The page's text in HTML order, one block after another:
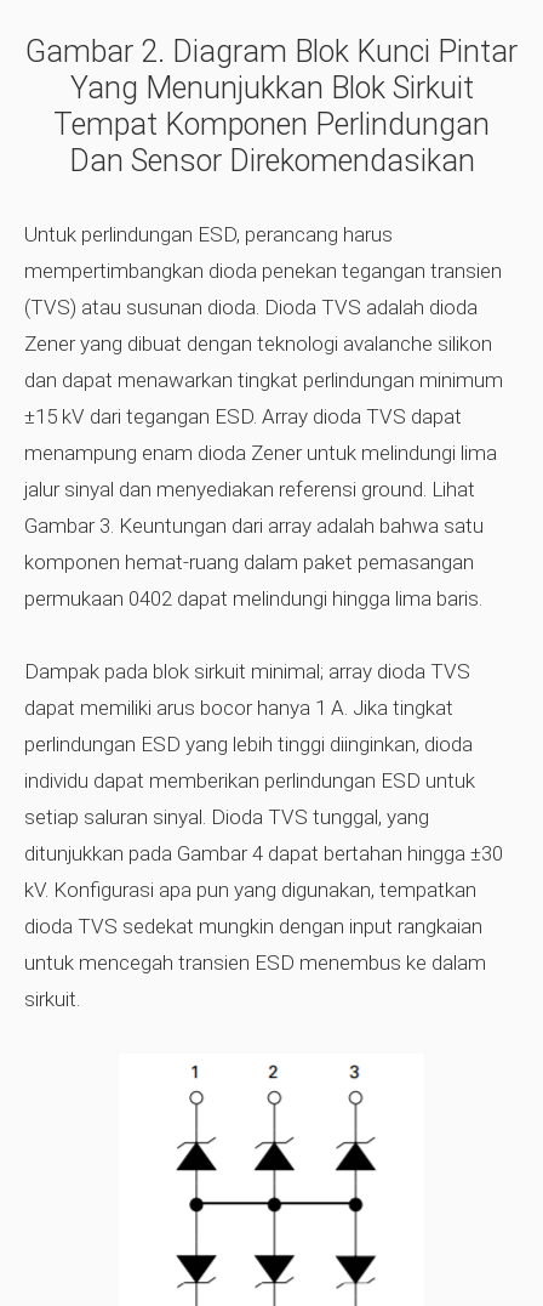
Gambar 2. Diagram Blok Kunci Pintar
Yang Menunjukkan Blok Sirkuit
Tempat Komponen Perlindungan
Dan Sensor Direkomendasikan
Untuk perlindungan ESD, perancang harus
mempertimbangkan dioda penekan tegangan transien
(TVS) atau susunan dioda. Dioda TVS adalah dioda
Zener yang dibuat dengan teknologi avalanche silikon
dan dapat menawarkan tingkat perlindungan minimum
±15 kV dari tegangan ESD. Array dioda TVS dapat
menampung enam dioda Zener untuk melindungi lima
jalur sinyal dan menyediakan referensi ground. Lihat
Gambar 3. Keuntungan dari array adalah bahwa satu
komponen hemat-ruang dalam paket pemasangan
permukaan 0402 dapat melindungi hingga lima baris.
Dampak pada blok sirkuit minimal; array dioda TVS
dapat memiliki arus bocor hanya 1 A. Jika tingkat
perlindungan ESD yang lebih tinggi diinginkan, dioda
individu dapat memberikan perlindungan ESD untuk
setiap saluran sinyal. Dioda TVS tunggal, yang
ditunjukkan pada Gambar 4 dapat bertahan hingga ±30
kV. Konfigurasi apa pun yang digunakan, tempatkan
dioda TVS sedekat mungkin dengan input rangkaian
untuk mencegah transien ESD menembus ke dalam
sirkuit.